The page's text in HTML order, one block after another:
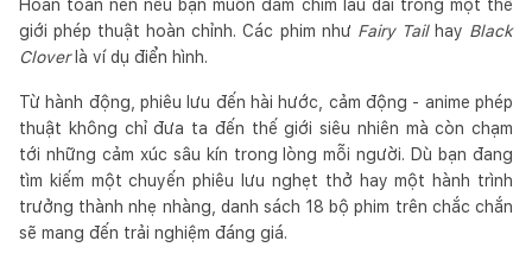
Hoàn toàn nên nếu bạn muốn đắm chìm lâu dài trong một thế
giới phép thuật hoàn chỉnh. Các phim như Fairy Tailhay Black
Cloverlà ví dụ điển hình.
Từ hành động, phiêu lưu đến hài hước, cảm động - anime phép
thuật không chỉ đưa ta đến thế giới siêu nhiên mà còn chạm
tới những cảm xúc sâu kín trong lòng mỗi người. Dù bạn đang
tìm kiếm một chuyến phiêu lưu nghẹt thở hay một hành trình
trưởng thành nhẹ nhàng, danh sách 18 bộ phim trên chắc chắn
sẽ mang đến trải nghiệm đáng giá.